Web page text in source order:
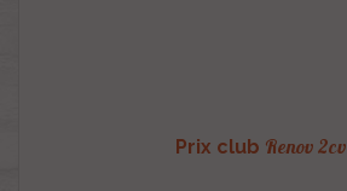
Prix club Renov 2cv